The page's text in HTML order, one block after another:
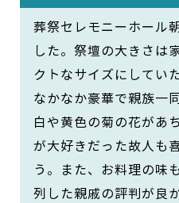
葬祭セレモニーホール
した。祭壇の大きさは
クトなサイズにしてい
なかなか豪華で親族一
白や黄色の菊の花があ
が大好きだった故人も
う。また、お料理の味
列した親戚の評判が良